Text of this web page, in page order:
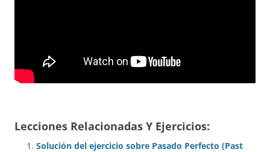
Lecciones Relacionadas Y Ejercicios:
Solución del ejercicio sobre Pasado Perfecto (Past